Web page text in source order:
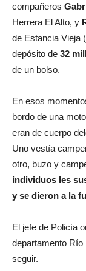
compañeros
Herrera El Alto, y
de Estancia Vieja
depósito de 32
de un bolso.
En esos
bordo de una
eran de cuerpo
Uno vestía
otro, buzo y
individuos les
y se dieron a la
El jefe de Policía
departamento
seguir.